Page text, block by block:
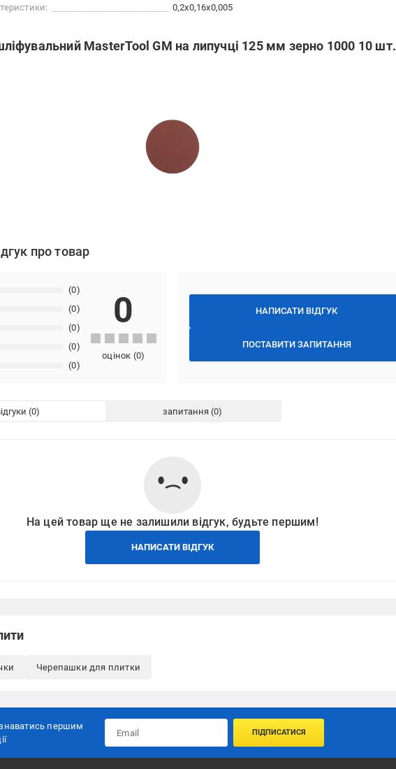
0,2x0,16x0,005
MasterTool GM на липучці 125 мм зерно 1000 10 шт.
про товар
НАПИСАТИ ВІДГУК
ПОСТАВИТИ ЗАПИТАННЯ
(0)
(0)
(0)
(0)
(0)
0
оцінок (0)
запитання
На цей товар ще не залишили відгук, будьте першим!
НАПИСАТИ ВІДГУК
Черепашки для плитки
першим
ПІДПИСАТИСЯ